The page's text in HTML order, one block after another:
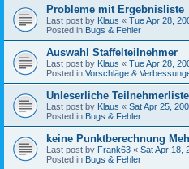
Probleme mit Ergebnisliste
Last post by Klaus « Tue Apr 28,
Posted in Bugs & Fehler
Auswahl Staffelteilnehmer
Last post by Klaus « Tue Apr 28,
Posted in Vorschläge &
Unleserliche Teilnehmerliste
Last post by Klaus « Sat Apr 25,
Posted in Bugs & Fehler
keine Punktberechnung
Last post by Frank63 « Sat Apr 18,
Posted in Bugs & Fehler